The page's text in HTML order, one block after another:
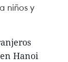
niños y
Hanoi